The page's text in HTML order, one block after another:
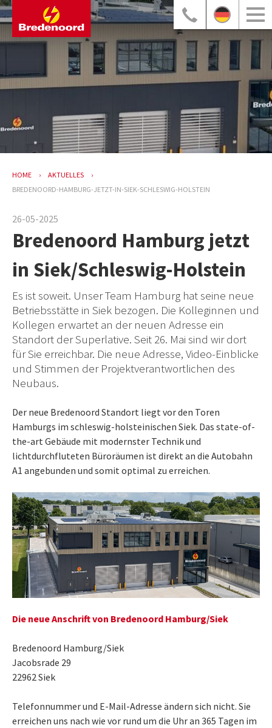
HOME
AKTUELLES
BREDENOORD-HAMBURG-JETZT-IN-SIEK-SCHLESWIG-HOLSTEIN
26-05-2025
Bredenoord Hamburg jetzt
in Siek/Schleswig-Holstein
Es ist soweit. Unser Team Hamburg hat seine neue
Betriebsstätte in Siek bezogen. Die Kolleginnen und
Kollegen erwartet an der neuen Adresse ein
Standort der Superlative. Seit 26. Mai sind wir dort
für Sie erreichbar. Die neue Adresse, Video-Einblicke
und Stimmen der Projektverantwortlichen des
Neubaus.
Der neue Bredenoord Standort liegt vor den Toren
Hamburgs im schleswig-holsteinischen Siek. Das state-of-
the-art Gebäude mit modernster Technik und
lichtdurchfluteten Büroräumen ist direkt an die Autobahn
A1 angebunden und somit optimal zu erreichen.
Die neue Anschrift von Bredenoord Hamburg/Siek
Bredenoord Hamburg/Siek
Jacobsrade 29
22962 Siek
Telefonnummer und E-Mail-Adresse ändern sich nicht. Sie
erreichen uns nach wie vor rund um die Uhr an 365 Tagen im